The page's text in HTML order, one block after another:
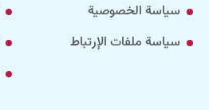
سياسة الخصوصية
سياسة ملفات الإرتباط